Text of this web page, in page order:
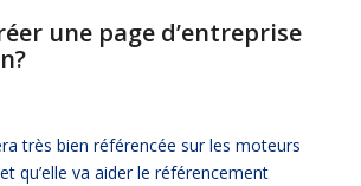
une page d’entreprise
très bien référencée sur les moteurs
qu’elle va aider le référencement